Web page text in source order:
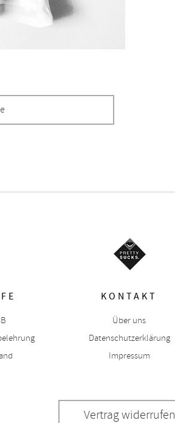
KONTAKT
Über uns
Datenschutzerklärung
Impressum
Vertrag widerrufen